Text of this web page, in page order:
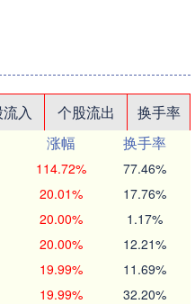
入 个股流出
换手率
涨幅
换手率
114.72% 77.46%
20.01% 17.76%
20.00% 1.17%
20.00% 12.21%
19.99% 11.69%
19.99% 32.20%